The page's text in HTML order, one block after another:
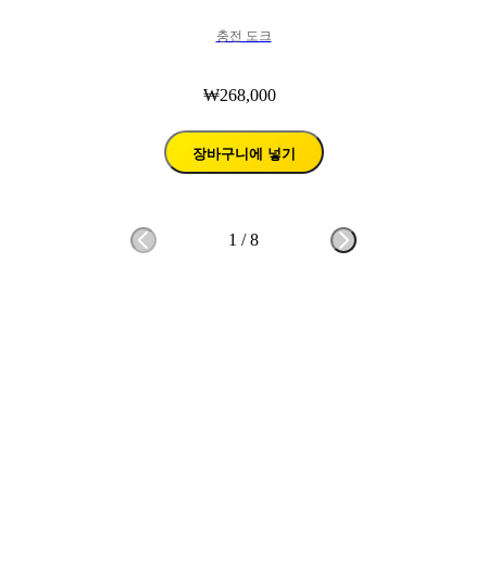
충전 도크
₩268,000
장바구니에 넣기
1 /8